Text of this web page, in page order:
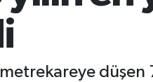
metrekareye